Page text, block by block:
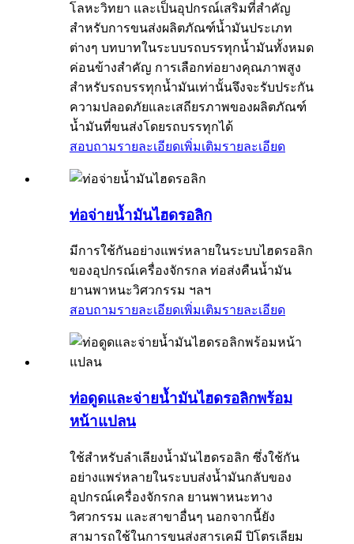
โลหะวิทยา และเป็นอุปกรณ์เสริมที่สำคัญ
สำหรับการขนส่งผลิตภัณฑ์น้ำมันประเภท
ต่างๆ บทบาทในระบบรถบรรทุกน้ำมันทั้งหมด
ค่อนข้างสำคัญ การเลือกท่อยางคุณภาพสูง
สำหรับรถบรรทุกน้ำมันเท่านั้นจึงจะรับประกัน
ความปลอดภัยและเสถียรภาพของผลิตภัณฑ์
น้ำมันที่ขนส่งโดยรถบรรทุกได้
สอบถามรายละเอียดเพิ่มเติมรายละเอียด
ท่อจ่ายน้ำมันไฮดรอลิก
มีการใช้กันอย่างแพร่หลายในระบบไฮดรอลิก
ของอุปกรณ์เครื่องจักรกล ท่อส่งคืนน้ำมัน
ยานพาหนะวิศวกรรม ฯลฯ
สอบถามรายละเอียดเพิ่มเติมรายละเอียด
ท่อดูดและจ่ายน้ำมันไฮดรอลิกพร้อม
หน้าแปลน
ใช้สำหรับลำเลียงน้ำมันไฮดรอลิก ซึ่งใช้กัน
อย่างแพร่หลายในระบบส่งน้ำมันกลับของ
อุปกรณ์เครื่องจักรกล ยานพาหนะทาง
วิศวกรรม และสาขาอื่นๆ นอกจากนี้ยัง
สามารถใช้ในการขนส่งสารเคมี ปิโตรเลียม